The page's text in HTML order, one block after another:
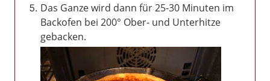
Das Ganze wird dann für 25-30 Minuten im
Backofen bei 200° Ober- und Unterhitze
gebacken.